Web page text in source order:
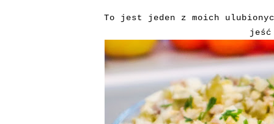
To jest jeden z moich